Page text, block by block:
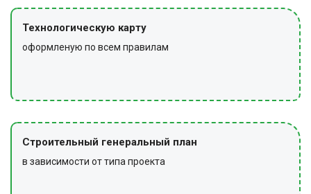
Технологическую карту
оформленую по всем правилам
Строительный генеральный план
в зависимости от типа проекта